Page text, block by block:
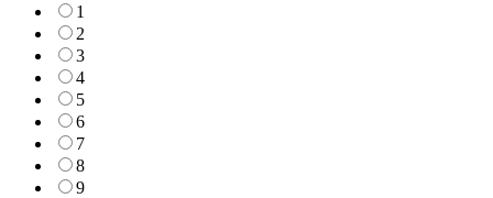
1
2
3
4
5
6
7
8
9